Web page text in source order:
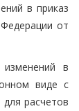
в приказ
от
в
виде с
расчетов